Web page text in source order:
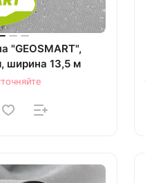
"GEOSMART",
ширина 13,5 м